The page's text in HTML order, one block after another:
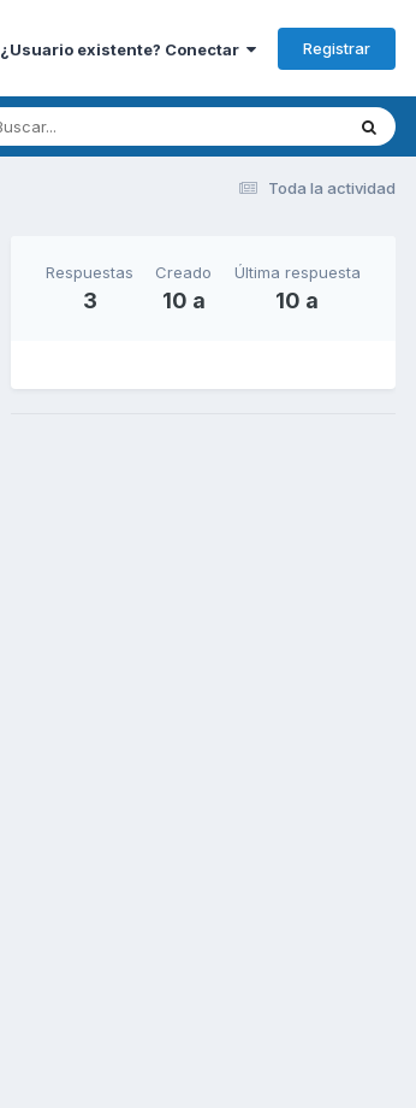
¿Usuario existente? Conectar Registrar
Toda la actividad
Respuestas
3
Creado
10 a
Última respuesta
10 a